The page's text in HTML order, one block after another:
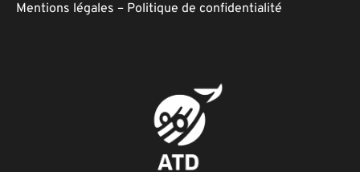
Mentions légales – Politique de confidentialité